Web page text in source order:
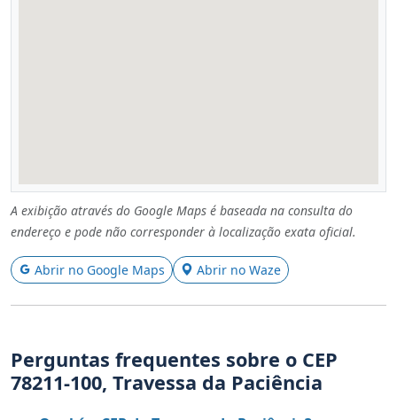
A exibição através do Google Maps é baseada na consulta do
endereço e pode não corresponder à localização exata oficial.
Abrir no Google Maps Abrir no Waze
Perguntas frequentes sobre o CEP
78211-100, Travessa da Paciência